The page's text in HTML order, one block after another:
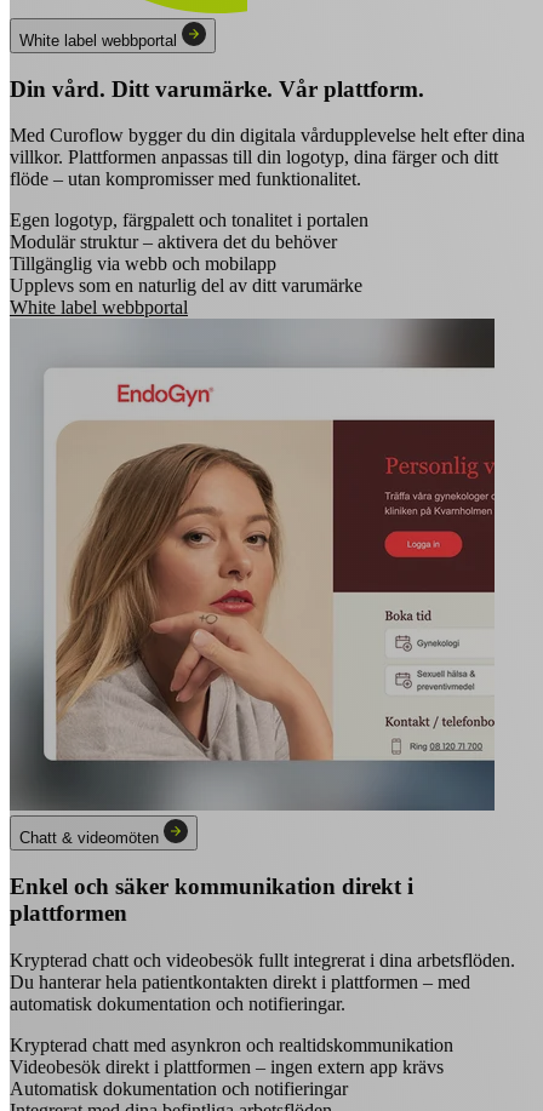
White label webbportal
Din vård. Ditt varumärke. Vår plattform.
Med Curoflow bygger du din digitala vårdupplevelse helt efter dina
villkor. Plattformen anpassas till din logotyp, dina färger och ditt
flöde – utan kompromisser med funktionalitet.
Egen logotyp, färgpalett och tonalitet i portalen
Modulär struktur – aktivera det du behöver
Tillgänglig via webb och mobilapp
Upplevs som en naturlig del av ditt varumärke
White label webbportal
Chatt & videomöten
Enkel och säker kommunikation direkt i
plattformen
Krypterad chatt och videobesök fullt integrerat i dina arbetsflöden.
Du hanterar hela patientkontakten direkt i plattformen – med
automatisk dokumentation och notifieringar.
Krypterad chatt med asynkron och realtidskommunikation
Videobesök direkt i plattformen – ingen extern app krävs
Automatisk dokumentation och notifieringar